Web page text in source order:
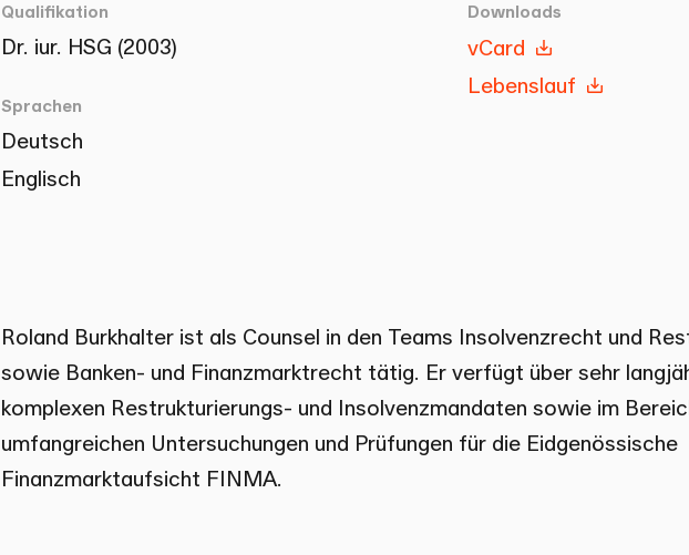
Qualifikation
Dr. iur. HSG (2003)
Sprachen
Deutsch
Englisch
Downloads
vCard
Lebenslauf
Roland Burkhalter ist als Counsel in den Teams Insolvenzrecht und
sowie Banken- und Finanzmarktrecht tätig. Er verfügt über sehr
komplexen Restrukturierungs- und Insolvenzmandaten sowie im
umfangreichen Untersuchungen und Prüfungen für die Eidgenössische
Finanzmarktaufsicht FINMA.